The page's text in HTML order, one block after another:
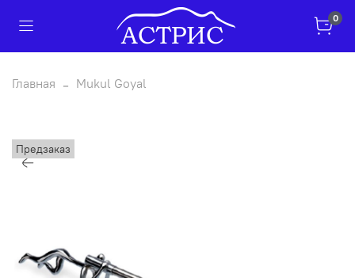
0
Главная Mukul Goyal
Предзаказ